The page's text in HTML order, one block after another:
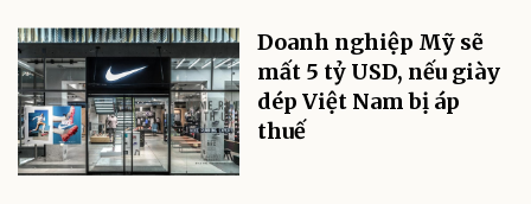
Doanh nghiệp Mỹ sẽ
mất 5 tỷ USD, nếu giày
dép Việt Nam bị áp
thuế